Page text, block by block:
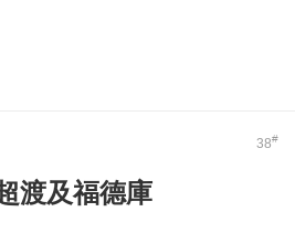
38#
渡及福德庫